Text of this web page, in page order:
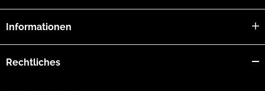
weiter verwenden.
Informationen
Rechtliches